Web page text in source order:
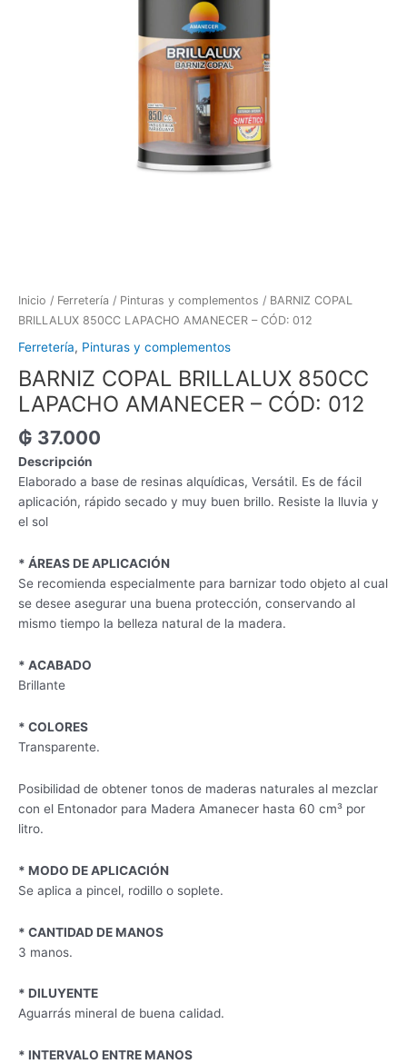
Inicio / Ferretería / Pinturas y complementos / BARNIZ COPAL
BRILLALUX 850CC LAPACHO AMANECER – CÓD: 012
Ferretería, Pinturas y complementos
BARNIZ COPAL BRILLALUX 850CC
LAPACHO AMANECER – CÓD: 012
₲ 37.000
Descripción
Elaborado a base de resinas alquídicas, Versátil. Es de fácil
aplicación, rápido secado y muy buen brillo. Resiste la lluvia y
el sol
* ÁREAS DE APLICACIÓN
Se recomienda especialmente para barnizar todo objeto al cual
se desee asegurar una buena protección, conservando al
mismo tiempo la belleza natural de la madera.
* ACABADO
Brillante
* COLORES
Transparente.
Posibilidad de obtener tonos de maderas naturales al mezclar
con el Entonador para Madera Amanecer hasta 60 cm³ por
litro.
* MODO DE APLICACIÓN
Se aplica a pincel, rodillo o soplete.
* CANTIDAD DE MANOS
3 manos.
* DILUYENTE
Aguarrás mineral de buena calidad.
* INTERVALO ENTRE MANOS